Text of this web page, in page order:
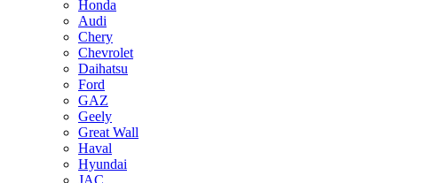
Honda
Audi
Chery
Chevrolet
Daihatsu
Ford
GAZ
Geely
Great Wall
Haval
Hyundai